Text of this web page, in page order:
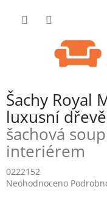
Šachy Royal
luxusní
šachová
interiérem
0222152
Průměrné
Neohodnoceno